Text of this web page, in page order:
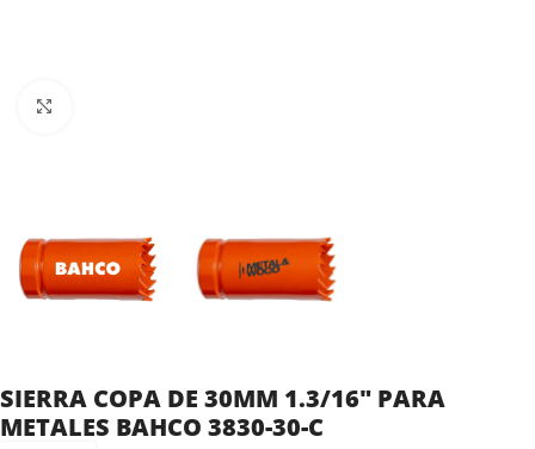
SIERRA COPA DE 30MM 1.3/16″ PARA
METALES BAHCO 3830-30-C